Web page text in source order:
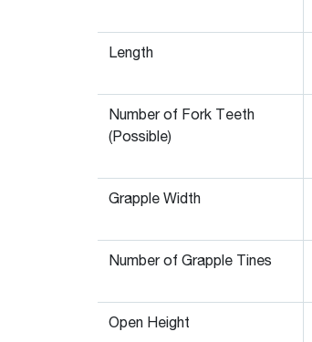
Length
Number of Fork Teeth
(Possible)
Grapple Width
Number of Grapple Tines
Open Height